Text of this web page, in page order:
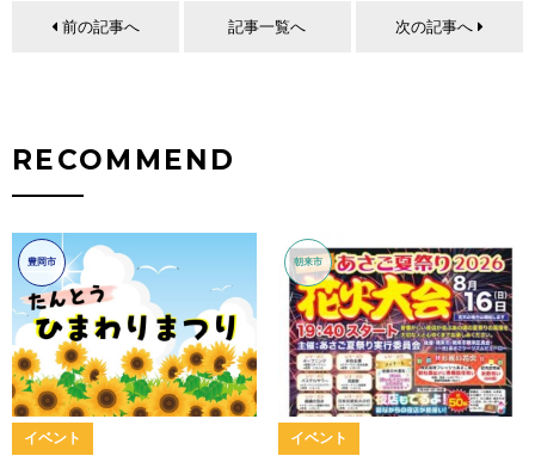
前の記事へ 記事一覧へ 次の記事へ
RECOMMEND
豊岡市
イベント
朝来市
イベント